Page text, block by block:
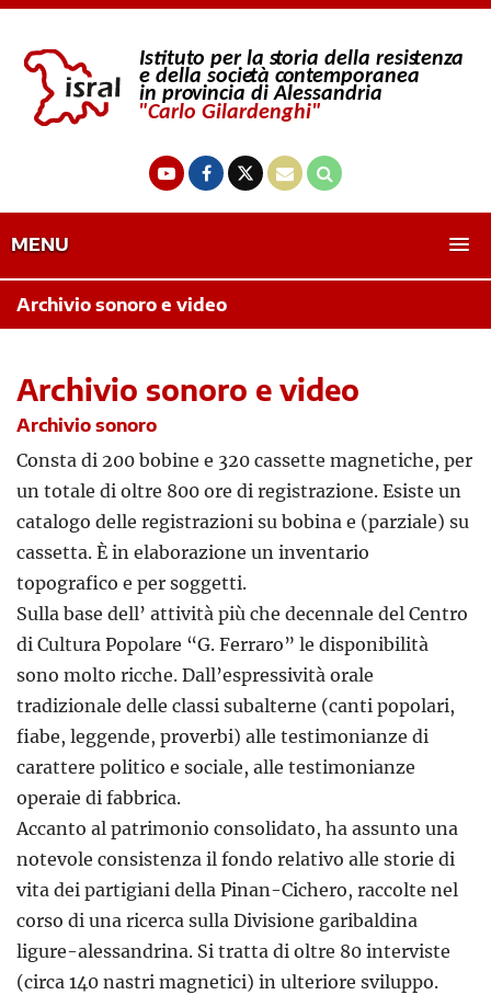
MENU
Archivio sonoro e video
Archivio sonoro e video
Archivio sonoro
Consta di 200 bobine e 320 cassette magnetiche, per
un totale di oltre 800 ore di registrazione. Esiste un
catalogo delle registrazioni su bobina e (parziale) su
cassetta. È in elaborazione un inventario
topografico e per soggetti.
Sulla base dell’ attività più che decennale del Centro
di Cultura Popolare “G. Ferraro” le disponibilità
sono molto ricche. Dall’espressività orale
tradizionale delle classi subalterne (canti popolari,
fiabe, leggende, proverbi) alle testimonianze di
carattere politico e sociale, alle testimonianze
operaie di fabbrica.
Accanto al patrimonio consolidato, ha assunto una
notevole consistenza il fondo relativo alle storie di
vita dei partigiani della Pinan-Cichero, raccolte nel
corso di una ricerca sulla Divisione garibaldina
ligure-alessandrina. Si tratta di oltre 80 interviste
(circa 140 nastri magnetici) in ulteriore sviluppo.